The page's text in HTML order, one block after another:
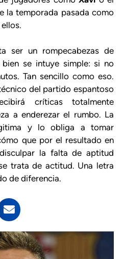
la temporada pasada como
ser un rompecabezas de
se intuye simple: si no
Tan sencillo como eso.
del partido espantoso
críticas totalmente
a enderezar el rumbo. La
y lo obliga a tomar
que por el resultado en
la falta de aptitud
trata de actitud. Una letra
de diferencia.